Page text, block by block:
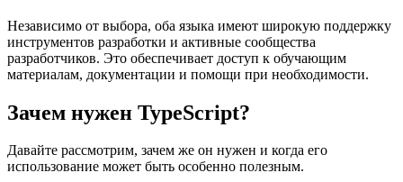
Независимо от выбора, оба языка имеют широкую поддержку
инструментов разработки и активные сообщества
разработчиков. Это обеспечивает доступ к обучающим
материалам, документации и помощи при необходимости.
Зачем нужен TypeScript?
Давайте рассмотрим, зачем же он нужен и когда его
использование может быть особенно полезным.